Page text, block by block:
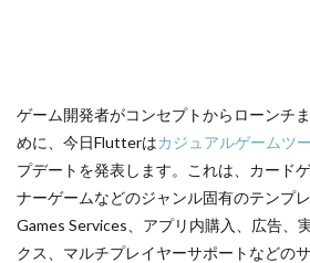
ゲーム開発者がコンセプトからローンチ
めに、今日Flutterはカジュアルゲームツ
プデートを発表します。これは、カード
ナーゲームなどのジャンル固有のテンプ
Games Services、アプリ内購入、広告、
クス、マルチプレイヤーサポートなどの